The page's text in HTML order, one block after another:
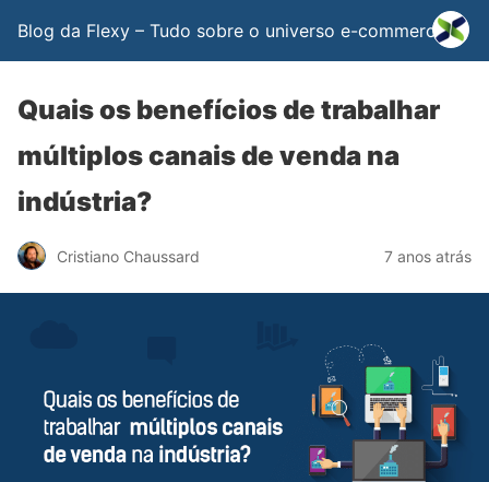
Blog da Flexy – Tudo sobre o universo e-commerce
Quais os benefícios de trabalhar
múltiplos canais de venda na
indústria?
Cristiano Chaussard 7 anos atrás